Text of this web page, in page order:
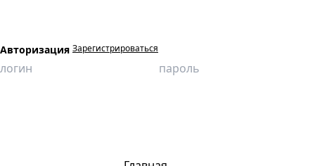
Авторизация Зарегистрироваться